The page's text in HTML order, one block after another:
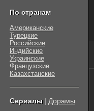
По странам
Американские
Турецкие
Российские
Индийские
Украинские
Французские
Казахстанские
Сериалы Дорамы